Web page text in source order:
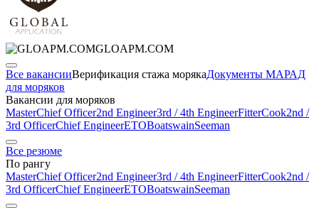
GLOAPM.COM
Все вакансииВерификация стажа морякаДокументы МАРАД
для моряков
Вакансии для моряков
MasterChief Officer2nd Engineer3rd / 4th EngineerFitterCook2nd /
3rd OfficerChief EngineerETOBoatswainSeeman
Все резюме
По рангу
MasterChief Officer2nd Engineer3rd / 4th EngineerFitterCook2nd /
3rd OfficerChief EngineerETOBoatswainSeeman